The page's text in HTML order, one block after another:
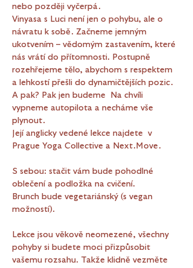
nebo později vyčerpá.
Vinyasa s Luci není jen o pohybu, ale o
návratu k sobě. Začneme jemným
ukotvením – vědomým zastavením, které
nás vrátí do přítomnosti. Postupně
rozehřejeme tělo, abychom s respektem
a lehkostí přešli do dynamičtějších pozic.
A pak? Pak jen budeme  Na chvíli
vypneme autopilota a necháme vše
plynout.
Její anglicky vedené lekce najdete  v
Prague Yoga Collective a Next.Move.
S sebou: stačit vám bude pohodlné
oblečení a podložka na cvičení.
Brunch bude vegetariánský (s vegan
možností).
Lekce jsou věkově neomezené, všechny
pohyby si budete moci přizpůsobit
vašemu rozsahu. Takže klidně vezměte